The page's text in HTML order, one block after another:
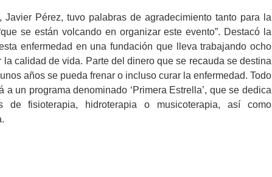
Pérez, tuvo palabras de agradecimiento tanto para la
se están volcando en organizar este evento”. Destacó la
enfermedad en una fundación que lleva trabajando ocho
calidad de vida. Parte del dinero que se recauda se destina
años se pueda frenar o incluso curar la enfermedad. Todo
un programa denominado ‘Primera Estrella’, que se dedica
de fisioterapia, hidroterapia o musicoterapia, así como